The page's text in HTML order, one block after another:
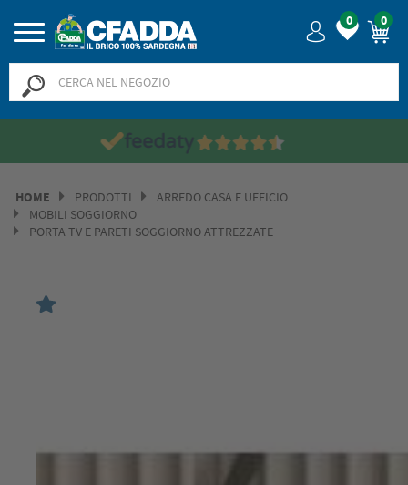
0 0
Saldi? SALDI! Fino al -50% >>
HOME PRODOTTI
ARREDO CASA E UFFICIO
MOBILI SOGGIORNO
PORTA TV E PARETI SOGGIORNO ATTREZZATE